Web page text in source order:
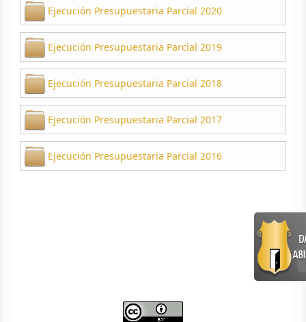
Ejecución Presupuestaria Parcial 2020
Ejecución Presupuestaria Parcial 2019
Ejecución Presupuestaria Parcial 2018
Ejecución Presupuestaria Parcial 2017
Ejecución Presupuestaria Parcial 2016